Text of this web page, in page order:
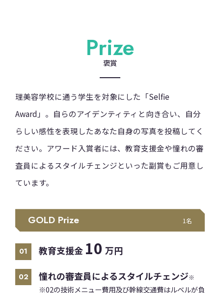
Prize
褒賞
理美容学校に通う学生を対象にした「Selfie
Award」。自らのアイデンティティと向き合い、自分
らしい感性を表現したあなた自身の写真を投稿してく
ださい。アワード入賞者には、教育支援金や憧れの審
査員によるスタイルチェンジといった副賞もご用意し
ています。
GOLD Prize 1名
01 教育支援金 10 万円
02 憧れの審査員によるスタイルチェンジ※
※02の技術メニュー費用及び幹線交通費はルベルが負